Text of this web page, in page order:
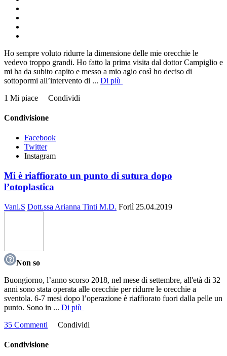
Ho sempre voluto ridurre la dimensione delle mie orecchie le
vedevo troppo grandi. Ho fatto la prima visita dal dottor Campiglio e
mi ha da subito capito e messo a mio agio così ho deciso di
sottopormi all’intervento di ... Di più
1 Mi piace
Condividi
Condivisione
Facebook
Twitter
Instagram
Mi è riaffiorato un punto di sutura dopo
l’otoplastica
Vani.S Dott.ssa Arianna Tinti M.D. Forlì 25.04.2019
Non so
Buongiorno, l’anno scorso 2018, nel mese di settembre, all'età di 32
anni sono stata operata alle orecchie per ridurre le orecchie a
sventola. 6-7 mesi dopo l’operazione è riaffiorato fuori dalla pelle un
punto. Sono in ... Di più
35 Commenti
Condividi
Condivisione